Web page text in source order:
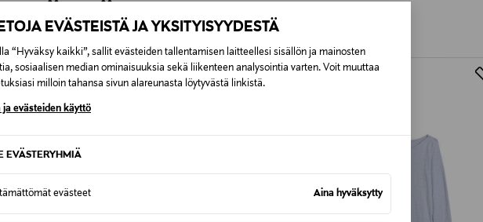
EVÄSTEISTÄ JA YKSITYISYYDESTÄ
“Hyväksy kaikki”, sallit evästeiden tallentamisen laitteellesi sisällön ja mainosten
sosiaalisen median ominaisuuksia sekä liikenteen analysointia varten. Voit muuttaa
milloin tahansa sivun alareunasta löytyvästä linkistä.
ja evästeiden käyttö
EVÄSTERYHMIÄ
evästeet Aina hyväksytty
7,90 €–50,00 € kuljetusyhtiöstä ja tuotteen koosta riippuen
Alk. 6,90 €, kun toimitus on saatavilla valittuun osoitteeseen.
NÄISTÄ